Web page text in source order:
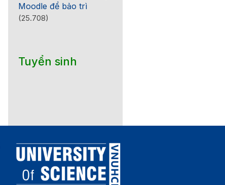
Moodle để bảo trì
(25.708)
Tuyển sinh